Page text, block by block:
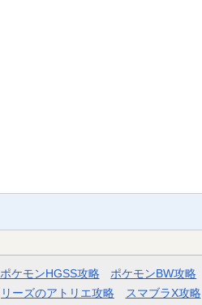
ポケモンHGSS攻略 ポケモンBW攻略
リーズのアトリエ攻略 スマブラX攻略